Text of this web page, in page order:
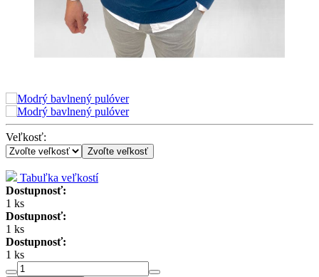
Veľkosť:
Zvoľte veľkosť
Tabuľka veľkostí
Dostupnosť:
1 ks
Dostupnosť:
1 ks
Dostupnosť:
1 ks